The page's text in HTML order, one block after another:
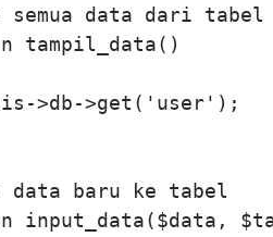
semua data dari tabel
tampil_data()
>db->get('user');
data baru ke tabel
input_data($data,